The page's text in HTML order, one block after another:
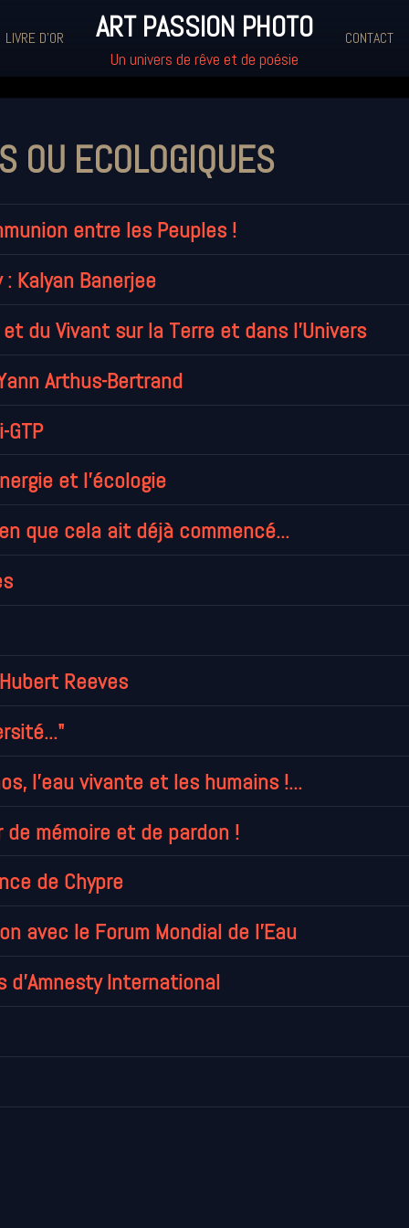
LIVRE D'OR ART PASSION PHOTO
Un univers de rêve et de poésie
CONTACT
OU ECOLOGIQUES
entre les Peuples !
Kalyan Banerjee
du Vivant sur la Terre et dans l'Univers
Arthus-Bertrand
et l'écologie
que cela ait déjà commencé...
Reeves
l'eau vivante et les humains !...
mémoire et de pardon !
de Chypre
avec le Forum Mondial de l'Eau
d'Amnesty International